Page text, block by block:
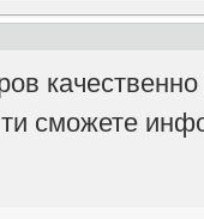
сможете